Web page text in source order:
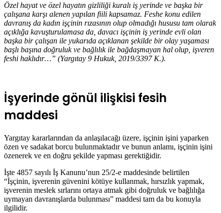
Özel hayat ve özel hayatın gizliliği kuralı iş yerinde ve başka bir
çalışana karşı alenen yapılan fiili kapsamaz. Feshe konu edilen
davranış da kadın işçinin rızasının olup olmadığı hususu tam olarak
açıklığa kavuşturulamasa da, davacı işçinin iş yerinde evli olan
başka bir çalışan ile yukarıda açıklanan şekilde bir olay yaşaması
başlı başına doğruluk ve bağlılık ile bağdaşmayan hal olup, işveren
feshi haklıdır…” (Yargıtay 9 Hukuk, 2019/3397 K.).
İşyerinde gönül ilişkisi fesih
maddesi
Yargıtay kararlarından da anlaşılacağı üzere, işçinin işini yaparken
özen ve sadakat borcu bulunmaktadır ve bunun anlamı, işçinin işini
özenerek ve en doğru şekilde yapması gerektiğidir.
İşte 4857 sayılı İş Kanunu’nun 25/2-e maddesinde belirtilen
“İşçinin, işverenin güvenini kötüye kullanmak, hırsızlık yapmak,
işverenin meslek sırlarını ortaya atmak gibi doğruluk ve bağlılığa
uymayan davranışlarda bulunması” maddesi tam da bu konuyla
ilgilidir.